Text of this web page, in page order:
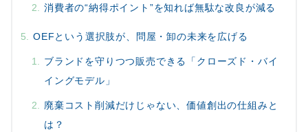
消費者の“納得ポイント”を知れば無駄な改良が減る
OEFという選択肢が、問屋・卸の未来を広げる
ブランドを守りつつ販売できる「クローズド・バイ
イングモデル」
廃棄コスト削減だけじゃない、価値創出の仕組みと
は？